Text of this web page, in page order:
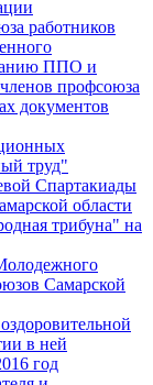
работников
ППО и
профсоюза
документов
труд"
Спартакиады
области
трибуна" на
Самарской
в ней
год